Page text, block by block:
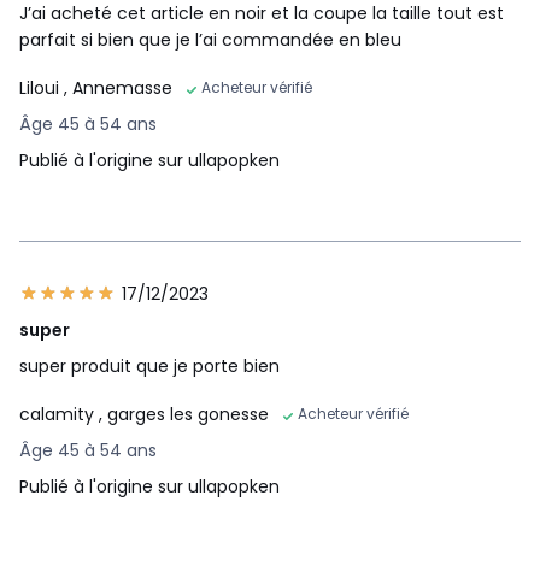
J’ai acheté cet article en noir et la coupe la taille tout est
parfait si bien que je l’ai commandée en bleu
Liloui , Annemasse Acheteur vérifié
Âge 45 à 54 ans
Publié à l'origine sur ullapopken
17/12/2023
super
super produit que je porte bien
calamity , garges les gonesse Acheteur vérifié
Âge 45 à 54 ans
Publié à l'origine sur ullapopken